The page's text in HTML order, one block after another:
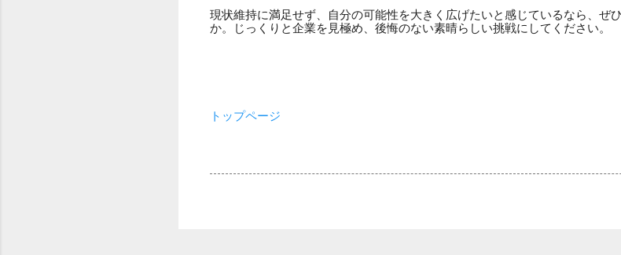
現状維持に満足せず、自分の可能性を大きく広げたいと感じているなら、ぜ
か。じっくりと企業を見極め、後悔のない素晴らしい挑戦にしてください。
トップページ